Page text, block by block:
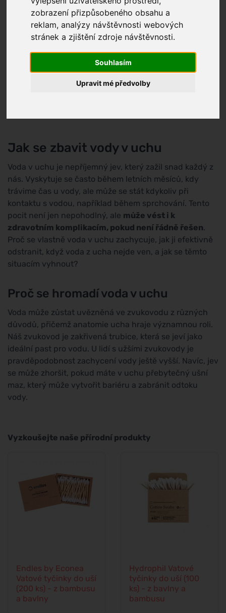
zobrazení přizpůsobeného obsahu a
reklam, analýzy návštěvnosti webových
stránek a zjištění zdroje návštěvnosti.
Souhlasím
Upravit mé předvolby
Jak se zbavit vody v uchu
Voda v uchu je nepříjemný jev, který zažil snad každý z
nás. Vyskytuje se často během letních měsíců, kdy
trávime čas u vody, ale může se stát kdykoliv při
kontaktu s vodou, například během sprchování. Tento
pocit není jen nepohodlný, ale může vést i k
zdravotním komplikacím, pokud není řádně řešen.
Proč se vlastně voda v uchu zachycuje, jak ji efektivně
odstranit, když voda z ucha nejde ven, a jak se těmto
situacím vyhnout?
Proč se hromadí voda v uchu
Voda může zůstat uvězněná ve zvukovodu z různých
důvodů, přičemž anatomie ucha hraje významnou roli.
Náš zvukovod je zakřivená trubice, která se jeví jako
ideální past pro vodu. U lidí s užšími zvukovody je
pravděpodobnost zachycení vody ještě vyšší. Navíc, jev
se může zhoršit, pokud máte v uchu přebytečný ušní
maz, který může vytvořit bariéru a zabránit odtoku
vody.
Vyzkoušejte naše přírodní produkty
Endles by Econea
Vatové tyčinky do uší
(200 ks) - z bambusu
a bavlny
Hydrophil Vatové
tyčinky do uší (100
ks) - z bavlny a
bambusu